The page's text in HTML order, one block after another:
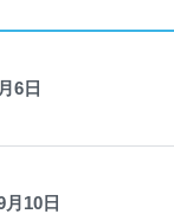
6日
10日